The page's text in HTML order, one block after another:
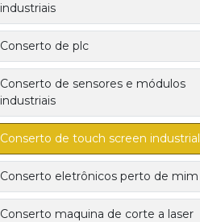
industriais
Conserto de plc
Conserto de sensores e módulos
industriais
Conserto de touch screen industrial
Conserto eletrônicos perto de mim
Conserto maquina de corte a laser